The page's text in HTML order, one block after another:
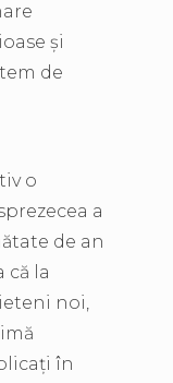
și
de
o
a
de an
că la
noi,
în